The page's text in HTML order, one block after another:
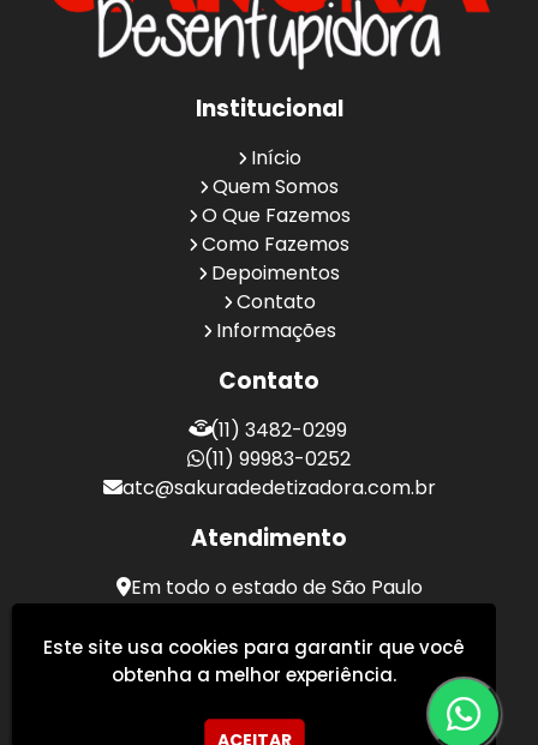
Institucional
Início
Quem Somos
O Que Fazemos
Como Fazemos
Depoimentos
Contato
Informações
Contato
(11) 3482-0299
(11) 99983-0252
atc@sakuradedetizadora.com.br
Atendimento
Em todo o estado de São Paulo
Este site usa cookies para garantir que você
obtenha a melhor experiência.
ACEITAR